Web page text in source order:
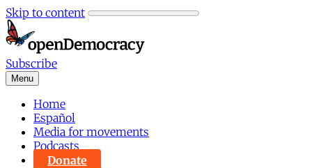
Skip to content
Subscribe
Menu
Home
Español
Media for movements
Podcasts
Donate